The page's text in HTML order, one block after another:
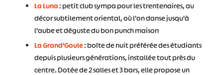
La Luna : petit club sympa pour les trentenaires, au
décor subtilement oriental, où l’on danse jusqu’à
l’aube et déguste du bon punch maison
La Grand’Goule: boîte de nuit préférée des étudiants
depuis plusieurs générations, installée tout près du
centre. Dotée de 2 salles et 3 bars, elle propose un